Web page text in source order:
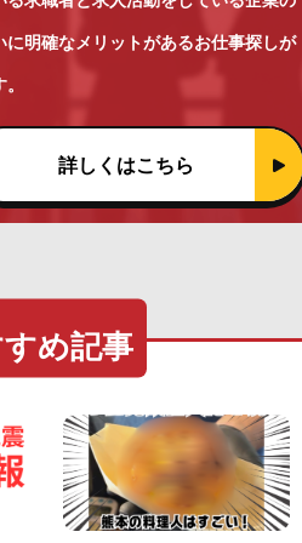
明確なメリットがあるお仕事探しが
詳しくはこちら
め記事